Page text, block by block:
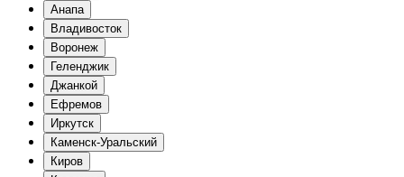
Анапа
Владивосток
Воронеж
Геленджик
Джанкой
Ефремов
Иркутск
Каменск-Уральский
Киров